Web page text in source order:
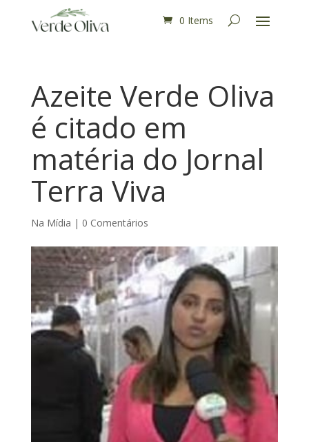
0 Items
Azeite Verde Oliva
é citado em
matéria do Jornal
Terra Viva
Na Mídia | 0 Comentários